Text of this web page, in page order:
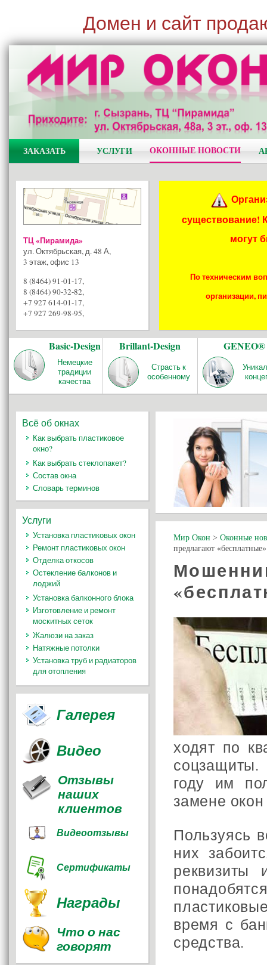
Домен и сайт
ЗАКАЗАТЬ УСЛУГИ ОКОННЫЕ НОВОСТИ
ТЦ «Пирамида»
ул. Октябрьская, д. 48 А,
3 этаж, офис 13
8 (8464) 91-01-17,
8 (8464) 90-32-82,
+7 927 614-01-17,
+7 927 269-98-95,
существование!
могут
По техническим
организации,
Basic-Design
Немецкие
традиции
качества
Brillant-Design
Страсть к
особенному
GENEO®
Мир Окон > Оконные
предлагают
ходят по
году им
замене
Пользуясь
них
реквизиты
время с
средства.
Всё об окнах
Как выбрать пластиковое
окно?
Как выбрать стеклопакет?
Состав окна
Словарь терминов
Услуги
Установка пластиковых окон
Ремонт пластиковых окон
Отделка откосов
Остекление балконов и
лоджий
Установка балконного блока
Изготовление и ремонт
москитных сеток
Жалюзи на заказ
Натяжные потолки
Установка труб и радиаторов
для отопления
Галерея
Видео
Отзывы
наших
клиентов
Видеоотзывы
Сертификаты
Награды
Что о нас
говорят